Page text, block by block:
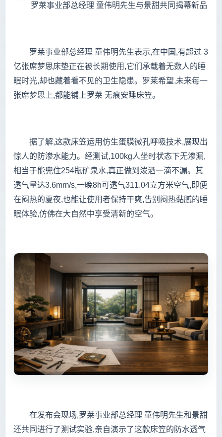
罗莱事业部总经理 童伟明先生与景甜共同揭幕新品
罗莱事业部总经理 童伟明先生表示,在中国,有超过 3
亿张席梦思床垫正在被长期使用,它们承载着无数人的睡
眠时光,却也藏着看不见的卫生隐患。罗莱希望,未来每一
张席梦思上,都能铺上罗莱 无痕安睡床笠。
据了解,这款床笠运用仿生蛋膜微孔呼吸技术,展现出
惊人的防渗水能力。经测试,100kg人坐时状态下无渗漏,
相当于能兜住254瓶矿泉水,真正做到泼洒一滴不漏。其
透气量达3.6mm/s,一晚8h可透气311.04立方米空气,即便
在闷热的夏夜,也能让使用者保持干爽,告别闷热黏腻的睡
眠体验,仿佛在大自然中享受清新的空气。
在发布会现场,罗莱事业部总经理 童伟明先生和景甜
还共同进行了测试实验,亲自演示了这款床笠的防水透气